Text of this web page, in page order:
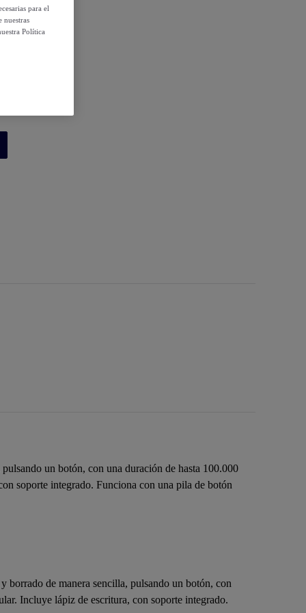
un botón, con una duración de hasta 100.000
soporte integrado. Funciona con una pila de botón
borrado de manera sencilla, pulsando un botón, con
Incluye lápiz de escritura, con soporte integrado.
para el
nuestras
Política